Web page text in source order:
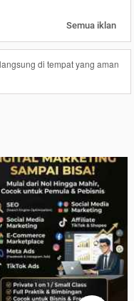
Semua iklan
di tempat yang aman